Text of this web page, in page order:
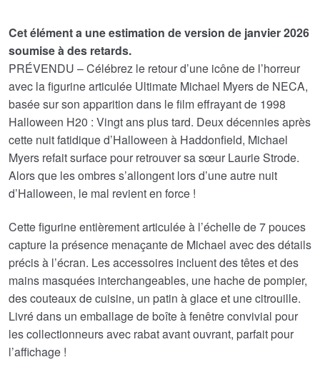
initial
était :
€55.31.
actuel
est :
€45.43.
Cet élément a une estimation de version de janvier 2026
soumise à des retards.
PRÉVENDU – Célébrez le retour d’une icône de l’horreur
avec la figurine articulée Ultimate Michael Myers de NECA,
basée sur son apparition dans le film effrayant de 1998
Halloween H20 : Vingt ans plus tard. Deux décennies après
cette nuit fatidique d’Halloween à Haddonfield, Michael
Myers refait surface pour retrouver sa sœur Laurie Strode.
Alors que les ombres s’allongent lors d’une autre nuit
d’Halloween, le mal revient en force !
Cette figurine entièrement articulée à l’échelle de 7 pouces
capture la présence menaçante de Michael avec des détails
précis à l’écran. Les accessoires incluent des têtes et des
mains masquées interchangeables, une hache de pompier,
des couteaux de cuisine, un patin à glace et une citrouille.
Livré dans un emballage de boîte à fenêtre convivial pour
les collectionneurs avec rabat avant ouvrant, parfait pour
l’affichage !